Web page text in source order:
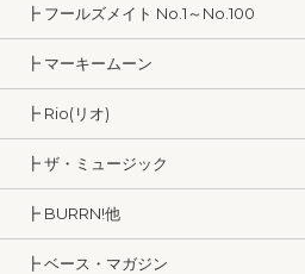
┣ フールズメイト No.1～No.100
┣ マーキームーン
┣ Rio(リオ)
┣ ザ・ミュージック
┣ BURRN!他
┣ ベース・マガジン